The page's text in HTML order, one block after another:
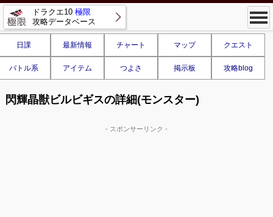
ドラクエ10 極限
攻略データベース
日課 最新情報 チャート マップ クエスト
バトル系 アイテム つよさ 掲示板 攻略blog
閃輝晶獣ビルビギスの詳細(モンスター)
- スポンサーリンク -